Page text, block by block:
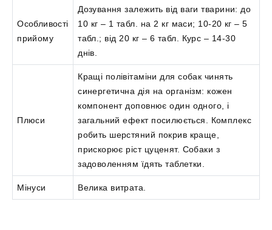
Особливості
прийому
Дозування залежить від ваги тварини: до
10 кг – 1 табл. на 2 кг маси; 10-20 кг – 5
табл.; від 20 кг – 6 табл. Курс – 14-30
днів.
Плюси
Кращі полівітаміни для собак чинять
синергетична дія на організм: кожен
компонент доповнює один одного, і
загальний ефект посилюється. Комплекс
робить шерстяний покрив краще,
прискорює ріст цуценят. Собаки з
задоволенням їдять таблетки.
Мінуси Велика витрата.